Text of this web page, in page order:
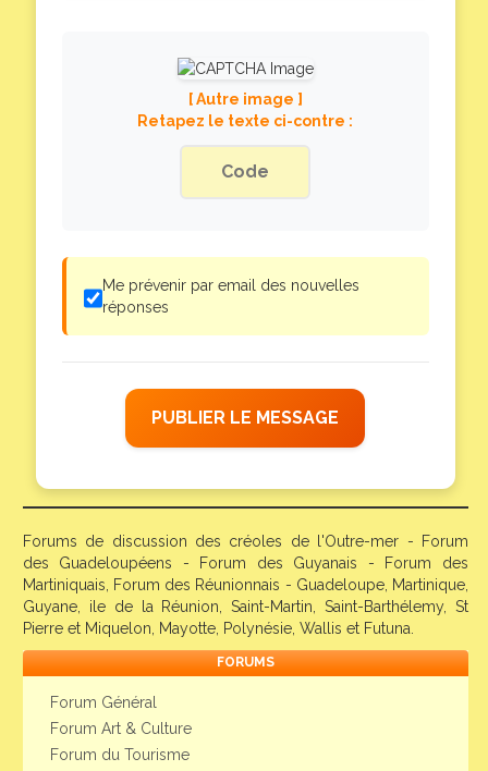
[ Autre image ]
Retapez le texte ci-contre :
Me prévenir par email des nouvelles
réponses
PUBLIER LE MESSAGE
Forums de discussion des créoles de l'Outre-mer - Forum
des Guadeloupéens - Forum des Guyanais - Forum des
Martiniquais, Forum des Réunionnais - Guadeloupe, Martinique,
Guyane, ile de la Réunion, Saint-Martin, Saint-Barthélemy, St
Pierre et Miquelon, Mayotte, Polynésie, Wallis et Futuna.
FORUMS
Forum Général
Forum Art & Culture
Forum du Tourisme